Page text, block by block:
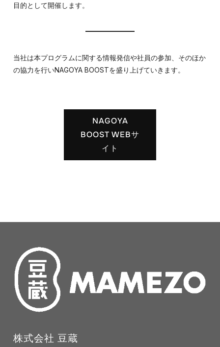
目的として開催します。
当社は本プログラムに関する情報発信や社員の参加、そのほか
の協力を行いNAGOYA BOOSTを盛り上げていきます。
NAGOYA
BOOST WEBサ
イト
株式会社 豆蔵